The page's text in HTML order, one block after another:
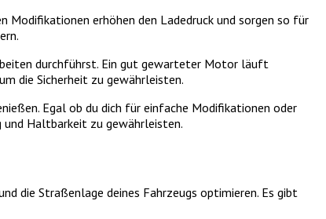
Modifikationen erhöhen den Ladedruck und sorgen so für
durchführst. Ein gut gewarteter Motor läuft
die Sicherheit zu gewährleisten.
Egal ob du dich für einfache Modifikationen oder
Haltbarkeit zu gewährleisten.
die Straßenlage deines Fahrzeugs optimieren. Es gibt